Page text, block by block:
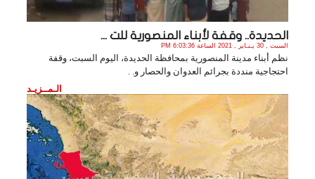
الحديدة.. وقفة لأبناء المنصورية للت ...
السبت , 30 يـنـاير , 2021 الساعة 6:03:36 PM
نظم أبناء مدينة المنصورية بمحافظة الحديدة، اليوم السبت، وقفة
احتجاجية منددة بجرائم العدوان والحصار و. .
الـمــزيـد